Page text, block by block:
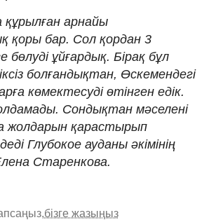
құрылған арнайы
қоры бар. Сол қордан 3
бөлуді ұйғардық. Бірақ бұл
болғандықтан, Өскемендегі
көмектесуді өтінген едік.
Сондықтан мәселені
жолдарын қарастырып
Глубокое ауданы әкімінің
Старенкова.
бізге жазыңыз